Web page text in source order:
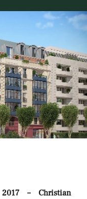
– Christian